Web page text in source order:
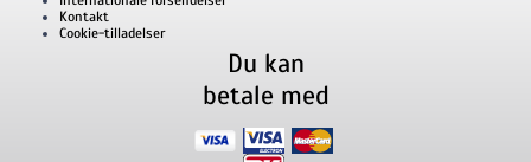
Kontakt
Cookie-tilladelser
Du kan
betale med